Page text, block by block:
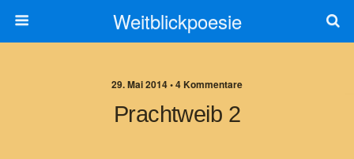
Weitblickpoesie
29. Mai 2014 • 4 Kommentare
Prachtweib 2